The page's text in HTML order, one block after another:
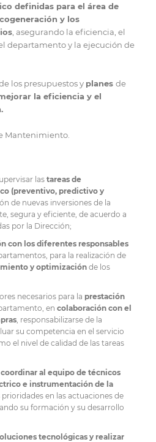
definidas para el área de
y los
, asegurando la eficiencia, el
departamento y la ejecución de
los presupuestos y planes de
la eficiencia y el
Mantenimiento.
las tareas de
(preventivo, predictivo y
de nuevas inversiones de la
segura y eficiente, de acuerdo a
por la Dirección;
con los diferentes responsables
para la realización de
y optimización de los
necesarios para la prestación
en colaboración con el
, responsabilizarse de la
su competencia en el servicio
el nivel de calidad de las tareas
al equipo de técnicos
e instrumentación de la
prioridades en las actuaciones de
su formación y su desarrollo
tecnológicas y realizar